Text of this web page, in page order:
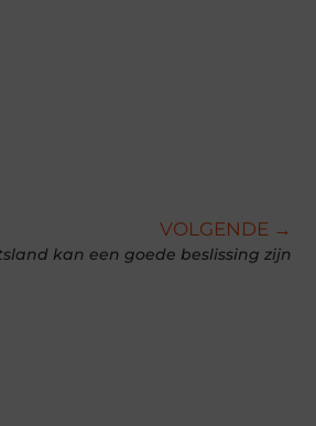
VOLGENDE →
kan een goede beslissing zijn